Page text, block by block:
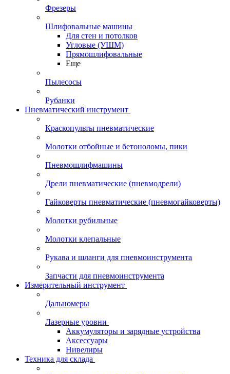
Фрезеры
Шлифовальные машины
Для стен и потолков
Угловые (УШМ)
Прямошлифовальные
Еще
Пылесосы
Рубанки
Пневматический инструмент
Краскопульты пневматические
Молотки отбойные и бетоноломы, пики
Пневмошлифмашины
Дрели пневматические (пневмодрели)
Гайковерты пневматические (пневмогайковерты)
Молотки рубильные
Молотки клепальные
Рукава и шланги для пневмоинструмента
Запчасти для пневмоинструмента
Измерительный инструмент
Дальномеры
Лазерные уровни
Аккумуляторы и зарядные устройства
Аксессуары
Нивелиры
Техника для склада